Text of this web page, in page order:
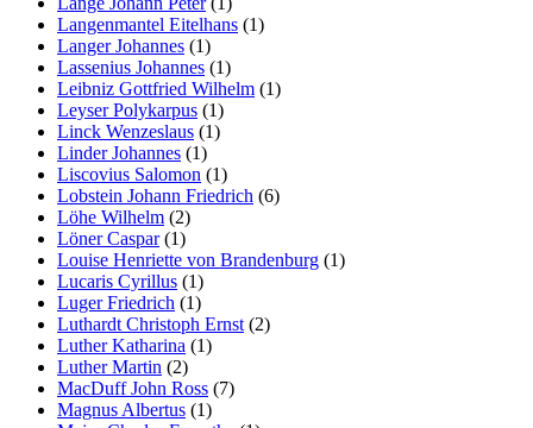
Langenmantel Eitelhans (1)
Langer Johannes (1)
Lassenius Johannes (1)
Leibniz Gottfried Wilhelm (1)
Leyser Polykarpus (1)
Linck Wenzeslaus (1)
Linder Johannes (1)
Liscovius Salomon (1)
Lobstein Johann Friedrich (6)
Löhe Wilhelm (2)
Löner Caspar(1)
Louise Henriette von Brandenburg (1)
Lucaris Cyrillus (1)
Luger Friedrich (1)
Luthardt Christoph Ernst (2)
Luther Katharina (1)
Luther Martin (2)
MacDuff John Ross (7)
Magnus Albertus (1)